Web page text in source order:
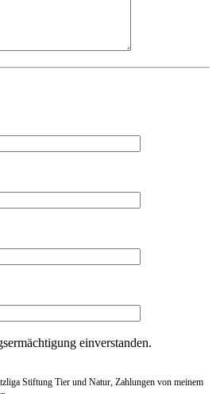
einverstanden.
Stiftung Tier und Natur, Zahlungen von meinem